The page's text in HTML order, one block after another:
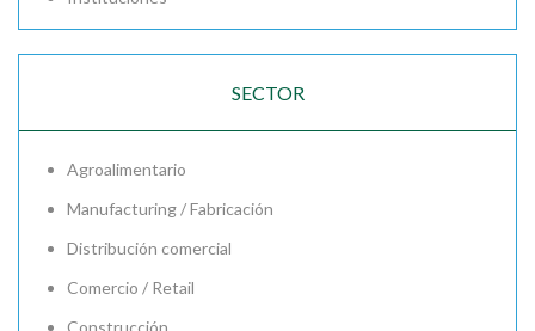
SECTOR
Agroalimentario
Manufacturing / Fabricación
Distribución comercial
Comercio / Retail